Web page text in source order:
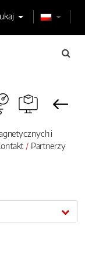
i
Partnerzy